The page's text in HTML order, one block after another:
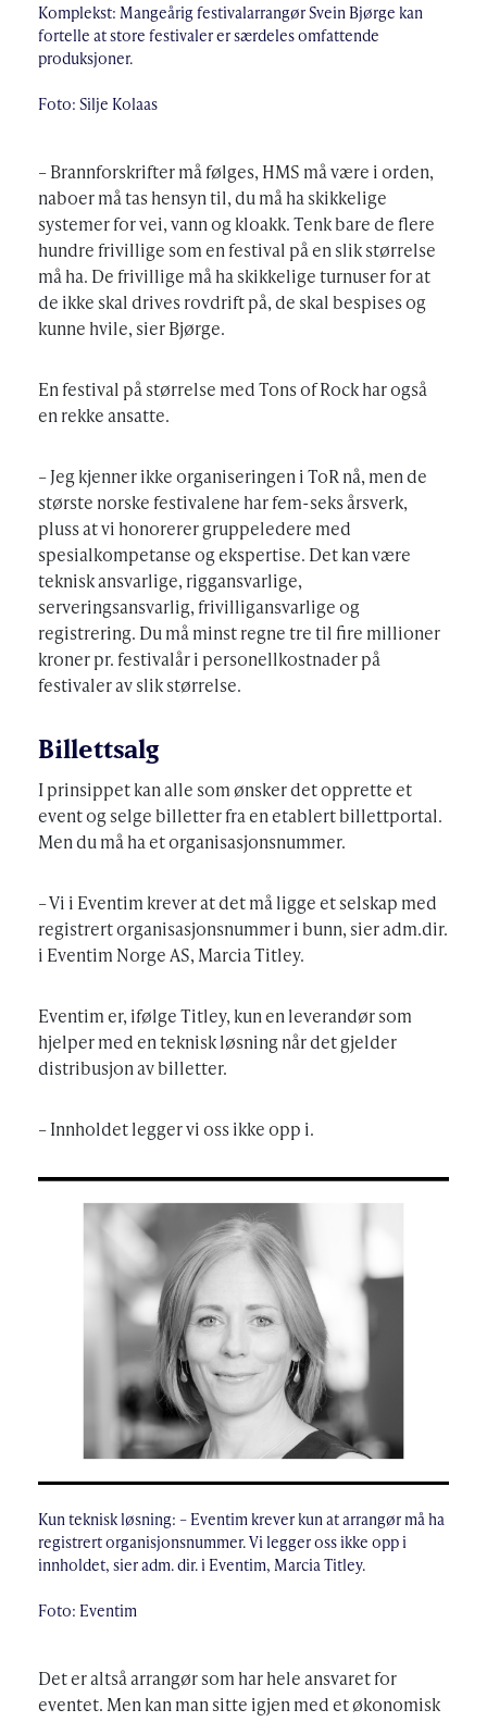
Komplekst: Mangeårig festivalarrangør Svein Bjørge kan
fortelle at store festivaler er særdeles omfattende
produksjoner.
Foto: Silje Kolaas
– Brannforskrifter må følges, HMS må være i orden,
naboer må tas hensyn til, du må ha skikkelige
systemer for vei, vann og kloakk. Tenk bare de flere
hundre frivillige som en festival på en slik størrelse
må ha. De frivillige må ha skikkelige turnuser for at
de ikke skal drives rovdrift på, de skal bespises og
kunne hvile, sier Bjørge.
En festival på størrelse med Tons of Rock har også
en rekke ansatte.
– Jeg kjenner ikke organiseringen i ToR nå, men de
største norske festivalene har fem-seks årsverk,
pluss at vi honorerer gruppeledere med
spesialkompetanse og ekspertise. Det kan være
teknisk ansvarlige, riggansvarlige,
serveringsansvarlig, frivilligansvarlige og
registrering. Du må minst regne tre til fire millioner
kroner pr. festivalår i personellkostnader på
festivaler av slik størrelse.
Billettsalg
I prinsippet kan alle som ønsker det opprette et
event og selge billetter fra en etablert billettportal.
Men du må ha et organisasjonsnummer.
– Vi i Eventim krever at det må ligge et selskap med
registrert organisasjonsnummer i bunn, sier adm.dir.
i Eventim Norge AS, Marcia Titley.
Eventim er, ifølge Titley, kun en leverandør som
hjelper med en teknisk løsning når det gjelder
distribusjon av billetter.
– Innholdet legger vi oss ikke opp i.
Kun teknisk løsning: – Eventim krever kun at arrangør må ha
registrert organisjonsnummer. Vi legger oss ikke opp i
innholdet, sier adm. dir. i Eventim, Marcia Titley.
Foto: Eventim
Det er altså arrangør som har hele ansvaret for
eventet. Men kan man sitte igjen med et økonomisk